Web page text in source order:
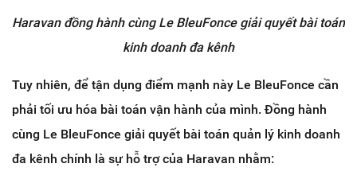
Haravan đồng hành cùng Le BleuFoncegiải quyết bài toán
kinh doanh đa kênh
Tuy nhiên, để tận dụng điểm mạnh này Le BleuFonce cần
phải tối ưu hóa bài toán vận hành của mình. Đồng hành
cùng Le BleuFonce giải quyết bài toán quản lý kinh doanh
đa kênh chính là sự hỗ trợ của Haravan nhằm: